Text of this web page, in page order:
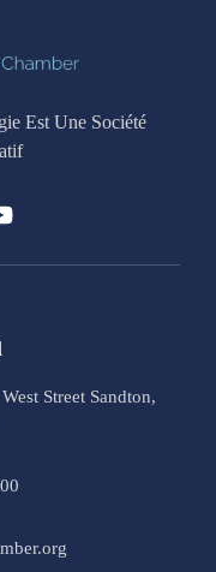
Est Une Société
Street Sandton,